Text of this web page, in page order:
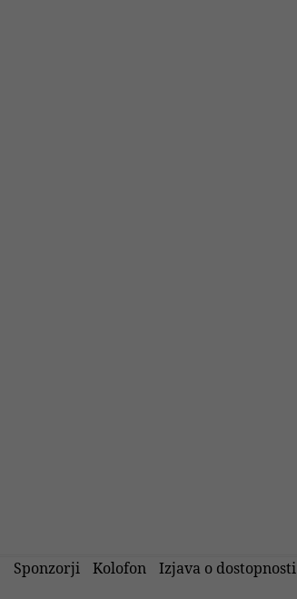
Sponzorji Kolofon Izjava o dostopnosti